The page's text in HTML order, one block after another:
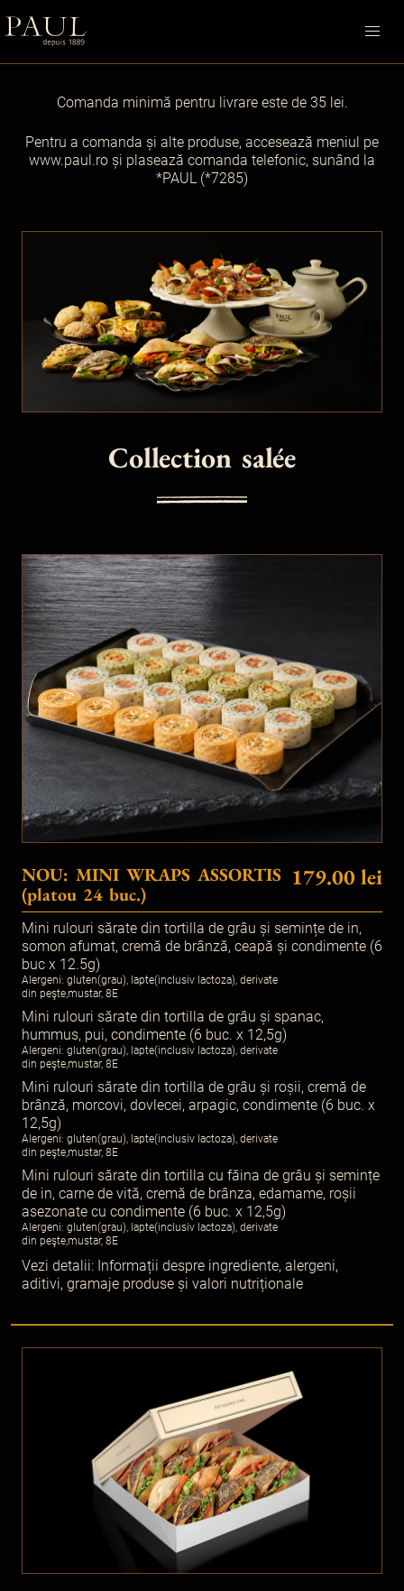
Comanda minimă pentru livrare este de 35 lei.
Pentru a comanda și alte produse, accesează meniul pe
www.paul.ro și plasează comanda telefonic, sunând la
*PAUL (*7285)
Collection salée
179.00 lei
NOU: MINI WRAPS ASSORTIS
(platou 24 buc.)
Mini rulouri sărate din tortilla de grâu și semințe de in,
somon afumat, cremă de brânză, ceapă și condimente (6
buc x 12.5g)
Alergeni: gluten(grau), lapte(inclusiv lactoza), derivate
din peşte,mustar, 8E
Mini rulouri sărate din tortilla de grâu și spanac,
hummus, pui, condimente (6 buc. x 12,5g)
Alergeni: gluten(grau), lapte(inclusiv lactoza), derivate
din peşte,mustar, 8E
Mini rulouri sărate din tortilla de grâu și roșii, cremă de
brânză, morcovi, dovlecei, arpagic, condimente (6 buc. x
12,5g)
Alergeni: gluten(grau), lapte(inclusiv lactoza), derivate
din peşte,mustar, 8E
Mini rulouri sărate din tortilla cu făina de grâu și semințe
de in, carne de vită, cremă de brânza, edamame, roșii
asezonate cu condimente (6 buc. x 12,5g)
Alergeni: gluten(grau), lapte(inclusiv lactoza), derivate
din peşte,mustar, 8E
Vezi detalii: Informații despre ingrediente, alergeni,
aditivi, gramaje produse și valori nutriționale